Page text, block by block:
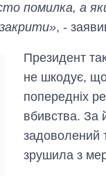
помилка, а
, -
Президент
не шкодує, що
попередніх
вбивства. За
зрушила з